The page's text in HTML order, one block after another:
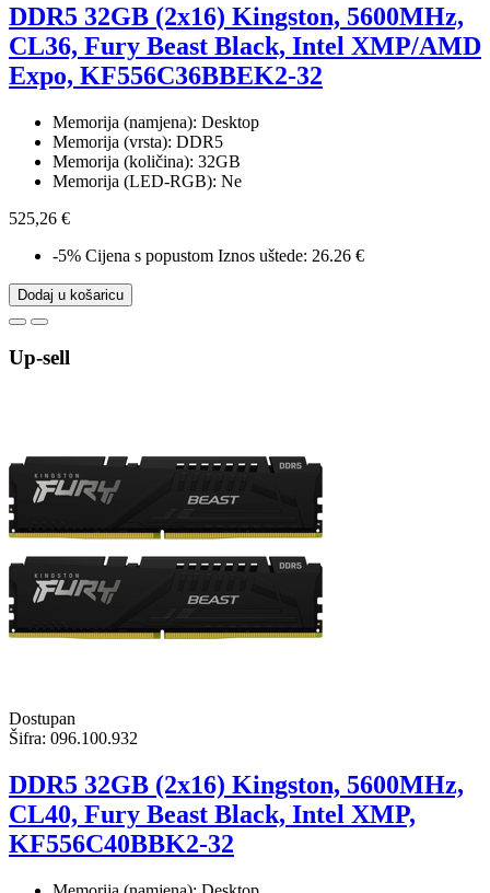
DDR5 32GB (2x16) Kingston, 5600MHz,
CL36, Fury Beast Black, Intel XMP/AMD
Expo, KF556C36BBEK2-32
Memorija (namjena): Desktop
Memorija (vrsta): DDR5
Memorija (količina): 32GB
Memorija (LED-RGB): Ne
525,26 €
-5% Cijena s popustom Iznos uštede: 26.26 €
Dodaj u košaricu
Up-sell
Dostupan
Šifra: 096.100.932
DDR5 32GB (2x16) Kingston, 5600MHz,
CL40, Fury Beast Black, Intel XMP,
KF556C40BBK2-32